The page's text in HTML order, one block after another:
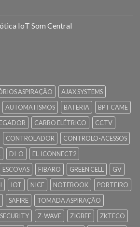
IoT Som Central
ASPIRAÇÃO
AJAX SYSTEMS
AUTOMATISMOS BATERIA
BPT CAME
CARRO ELÉTRICO
CCTV
CONTROLADOR
CONTROLO-ACESSOS
DI-O
EL-ICONNECT2
ESCOVAS FIBARO GREEN CELL
GV
IOT NICE NOTEBOOK
PORTEIRO
SAFIRE
TOMADA ASPIRAÇÃO
Z-WAVE ZIGBEE
ZKTECO